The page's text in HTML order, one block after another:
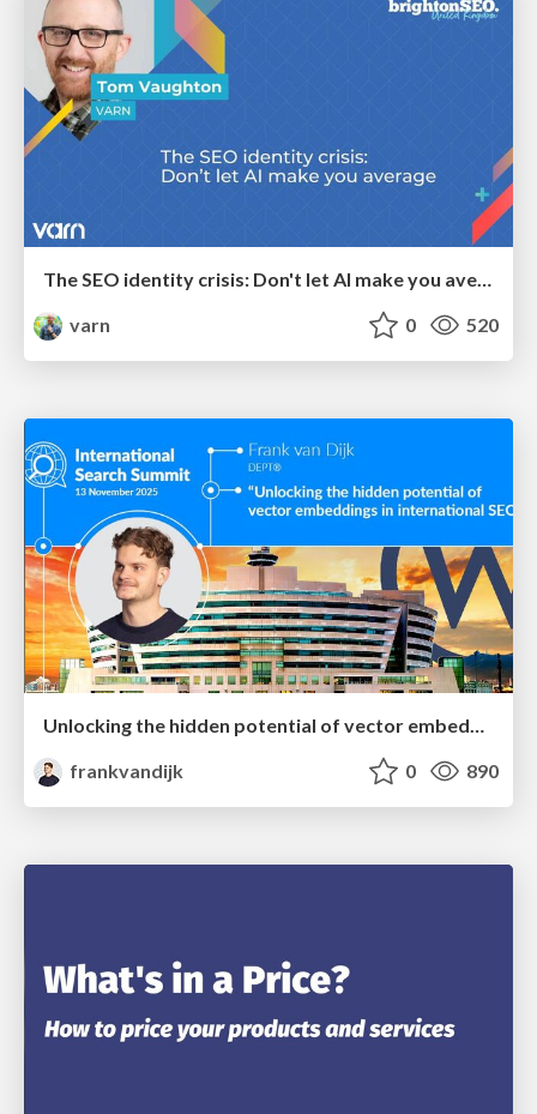
varn
0 520
Unlocking the hidden potential of vector embeddings in international SEO
frankvandijk
0 890